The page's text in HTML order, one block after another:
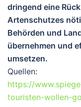
dringend eine
Artenschutzes
Behörden und
übernehmen und
umsetzen.
Quellen:
https://
touristen-wollen-